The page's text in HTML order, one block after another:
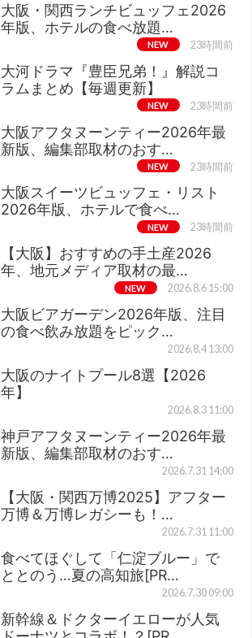
大阪・関西ランチビュッフェ2026
年版、ホテルの食べ放題…
NEW 23時間前
大河ドラマ『豊臣兄弟！』解説コ
ラムまとめ【毎週更新】
NEW 23時間前
大阪アフタヌーンティー2026年最
新版、編集部取材のおす…
NEW 23時間前
大阪スイーツビュッフェ・リスト
2026年版、ホテルで食べ…
NEW 23時間前
【大阪】おすすめの手土産2026
年、地元メディア取材の最…
NEW 2026.8.6 15:00
大阪ビアガーデン2026年版、注目
の食べ飲み放題をピック…
2026.8.4 13:00
大阪のナイトプール8選【2026
年】
2026.8.3 11:00
神戸アフタヌーンティー2026年最
新版、編集部取材のおす…
2026.7.31 14:00
【大阪・関西万博2025】アフター
万博＆万博レガシーも！…
2026.7.31 11:00
食べてほぐして「仁淀ブルー」で
ととのう…夏の高知旅[PR…
2026.7.30 09:00
新幹線＆ドクターイエローが人気